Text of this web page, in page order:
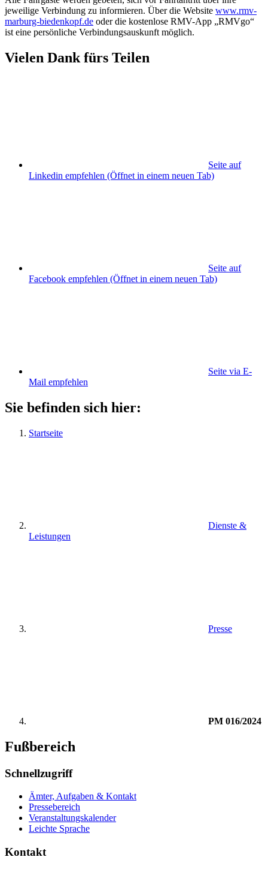
jeweilige Verbindung zu informieren. Über die Website www.rmv-
marburg-biedenkopf.de oder die kostenlose RMV-App „RMVgo“
ist eine persönliche Verbindungsauskunft möglich.
Vielen Dank fürs Teilen
Seite auf
Linkedin empfehlen (Öffnet in einem neuen Tab)
Seite auf
Facebook empfehlen (Öffnet in einem neuen Tab)
Seite via E-
Mail empfehlen
Sie befinden sich hier:
Startseite
Dienste &
Leistungen
Presse
PM 016/2024
Fußbereich
Schnellzugriff
Ämter, Aufgaben & Kontakt
Pressebereich
Veranstaltungskalender
Leichte Sprache
Kontakt